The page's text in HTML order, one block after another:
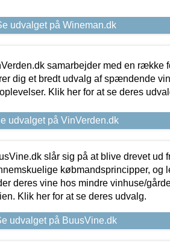
udvalget på Wineman.dk
samarbejder med en række
dig et bredt udvalg af spændende
Klik her for at se deres
udvalget på VinVerden.dk
slår sig på at blive drevet ud
købmandsprincipper, og
deres vine hos mindre vinhuse/
Klik her for at se deres udvalg.
udvalget på BuusVine.dk